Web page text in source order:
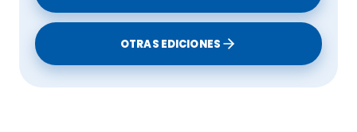
OTRAS EDICIONES